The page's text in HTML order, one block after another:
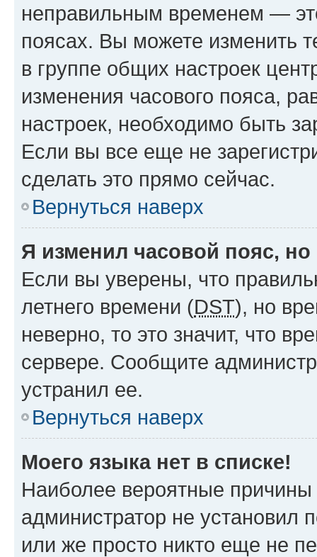
неправильным временем —
поясах. Вы можете изменить
в группе общих настроек
изменения часового пояса,
настроек, необходимо быть
Если вы все еще не
сделать это прямо сейчас.
Вернуться наверх
Я изменил часовой пояс,
Если вы уверены, что
летнего времени (DST), но
неверно, то это значит, что
сервере. Сообщите
устранил ее.
Вернуться наверх
Моего языка нет в списке!
Наиболее вероятные причины
администратор не установил
или же просто никто еще не